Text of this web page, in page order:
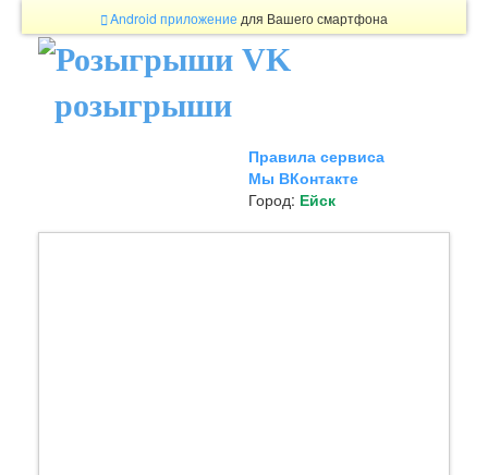
Android приложение для Вашего смартфона
розыгрыши
Правила сервиса
Мы ВКонтакте
Город: Ейск